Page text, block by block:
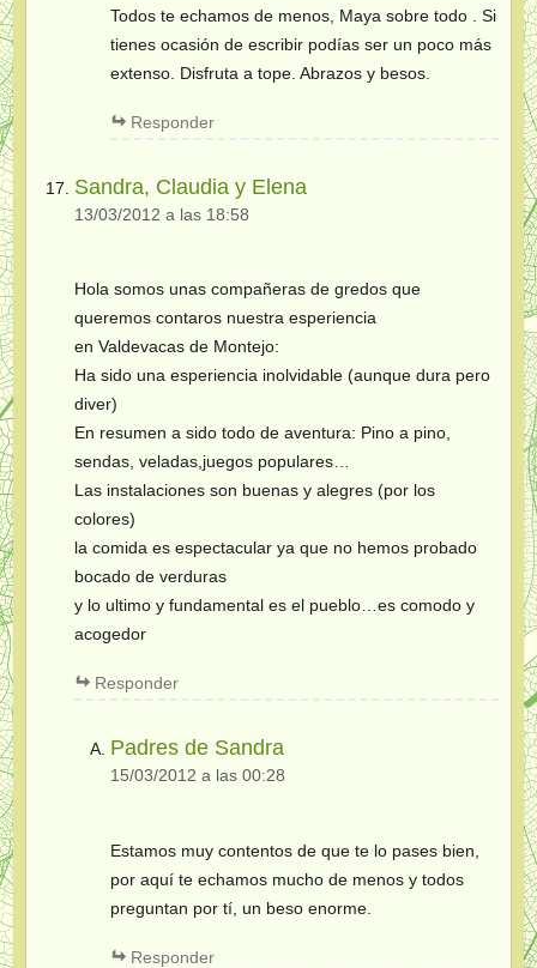
Todos te echamos de menos, Maya sobre todo . Si
tienes ocasión de escribir podías ser un poco más
extenso. Disfruta a tope. Abrazos y besos.
Responder
Sandra, Claudia y Elena
13/03/2012 a las 18:58
Hola somos unas compañeras de gredos que
queremos contaros nuestra esperiencia
en Valdevacas de Montejo:
Ha sido una esperiencia inolvidable (aunque dura pero
diver)
En resumen a sido todo de aventura: Pino a pino,
sendas, veladas,juegos populares…
Las instalaciones son buenas y alegres (por los
colores)
la comida es espectacular ya que no hemos probado
bocado de verduras
y lo ultimo y fundamental es el pueblo…es comodo y
acogedor
Responder
Padres de Sandra
15/03/2012 a las 00:28
Estamos muy contentos de que te lo pases bien,
por aquí te echamos mucho de menos y todos
preguntan por tí, un beso enorme.
Responder